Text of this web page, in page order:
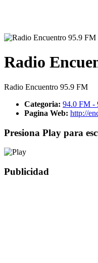
Radio
Radio Encuentro 95.9 FM
Categoria: 94.0 FM -
Pagina Web: http://
Presiona Play para
Publicidad